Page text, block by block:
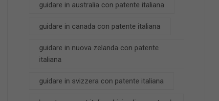
guidare in australia con patente italiana
guidare in canada con patente italiana
guidare in nuova zelanda con patente
italiana
guidare in svizzera con patente italiana